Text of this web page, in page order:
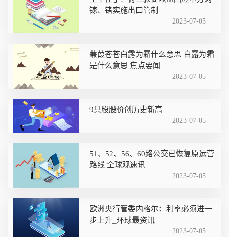
镓、锗实施出口管制
2023-07-05
蒹葭苍苍白露为霜什么意思 白露为霜
是什么意思 焦点要闻
2023-07-05
9只股股价创历史新高
2023-07-05
51、52、56、60路公交已恢复原运营
路线 全球观速讯
2023-07-05
欧洲央行管委内格尔：利率必须进一
步上升_环球最资讯
2023-07-05